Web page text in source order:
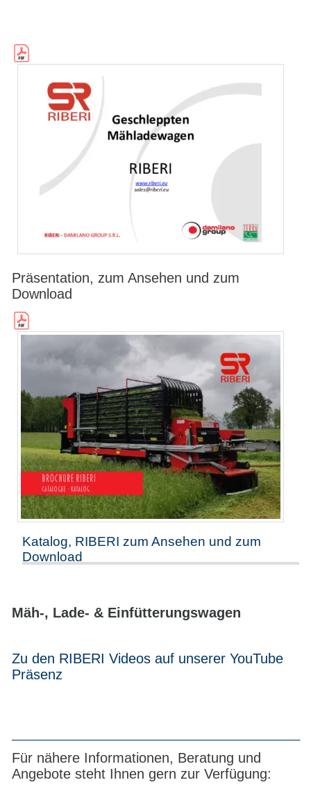
Präsentation, zum Ansehen und zum
Download
Katalog, RIBERI zum Ansehen und zum
Download
Mäh-, Lade- & Einfütterungswagen
Zu den RIBERI Videos auf unserer YouTube
Präsenz
Für nähere Informationen, Beratung und
Angebote steht Ihnen gern zur Verfügung: